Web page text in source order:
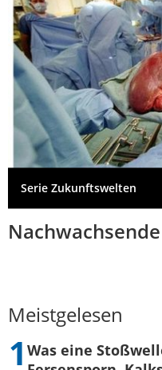
Serie Zukunftswelten
Meistgelesen
Was eine